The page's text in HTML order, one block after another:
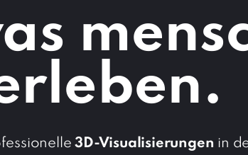
3D-Visualisierungen in